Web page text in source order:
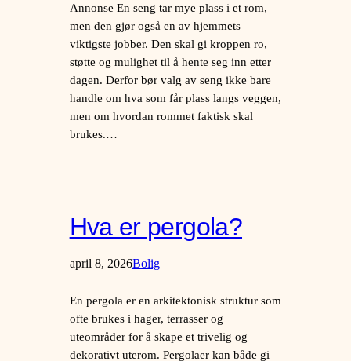
Annonse En seng tar mye plass i et rom,
men den gjør også en av hjemmets
viktigste jobber. Den skal gi kroppen ro,
støtte og mulighet til å hente seg inn etter
dagen. Derfor bør valg av seng ikke bare
handle om hva som får plass langs veggen,
men om hvordan rommet faktisk skal
brukes.…
Hva er pergola?
april 8, 2026Bolig
En pergola er en arkitektonisk struktur som
ofte brukes i hager, terrasser og
uteområder for å skape et trivelig og
dekorativt uterom. Pergolaer kan både gi